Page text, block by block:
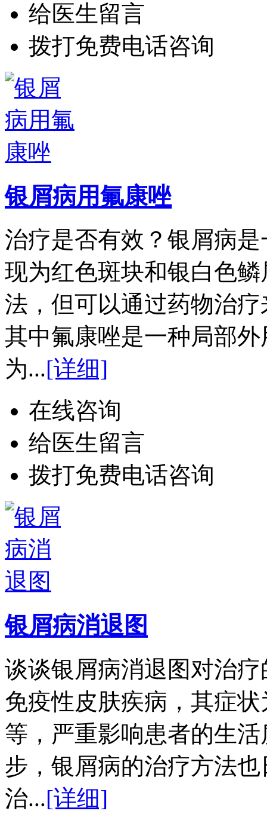
给医生留言
拨打免费电话咨询
银屑病用氟康唑
治疗是否有效？银屑病
现为红色斑块和银白色
法，但可以通过药物治
其中氟康唑是一种局部
为...[详细]
在线咨询
给医生留言
拨打免费电话咨询
银屑病消退图
谈谈银屑病消退图对治
免疫性皮肤疾病，其症
等，严重影响患者的生
步，银屑病的治疗方法
治...[详细]